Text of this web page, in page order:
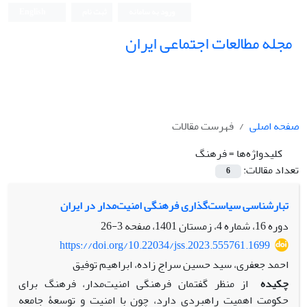
مجله مطالعات اجتماعی ایران
صفحه اصلی
فهرست مقالات
کلیدواژه‌ها =فرهنگ
تعداد مقالات:
6
تبارشناسی سیاست‌گذاری فرهنگی امنیت‌مدار در ایران
دوره 16، شماره 4، زمستان 1401، صفحه
3-26
https://doi.org/10.22034/jss.2023.555761.1699
احمد جعفری، سید حسین سراج زاده، ابراهیم توفیق
چکیده
از منظر گفتمان فرهنگی امنیت‌مدار، فرهنگ برای
حکومت اهمیت راهبردی دارد، چون با امنیت و توسعۀ جامعه